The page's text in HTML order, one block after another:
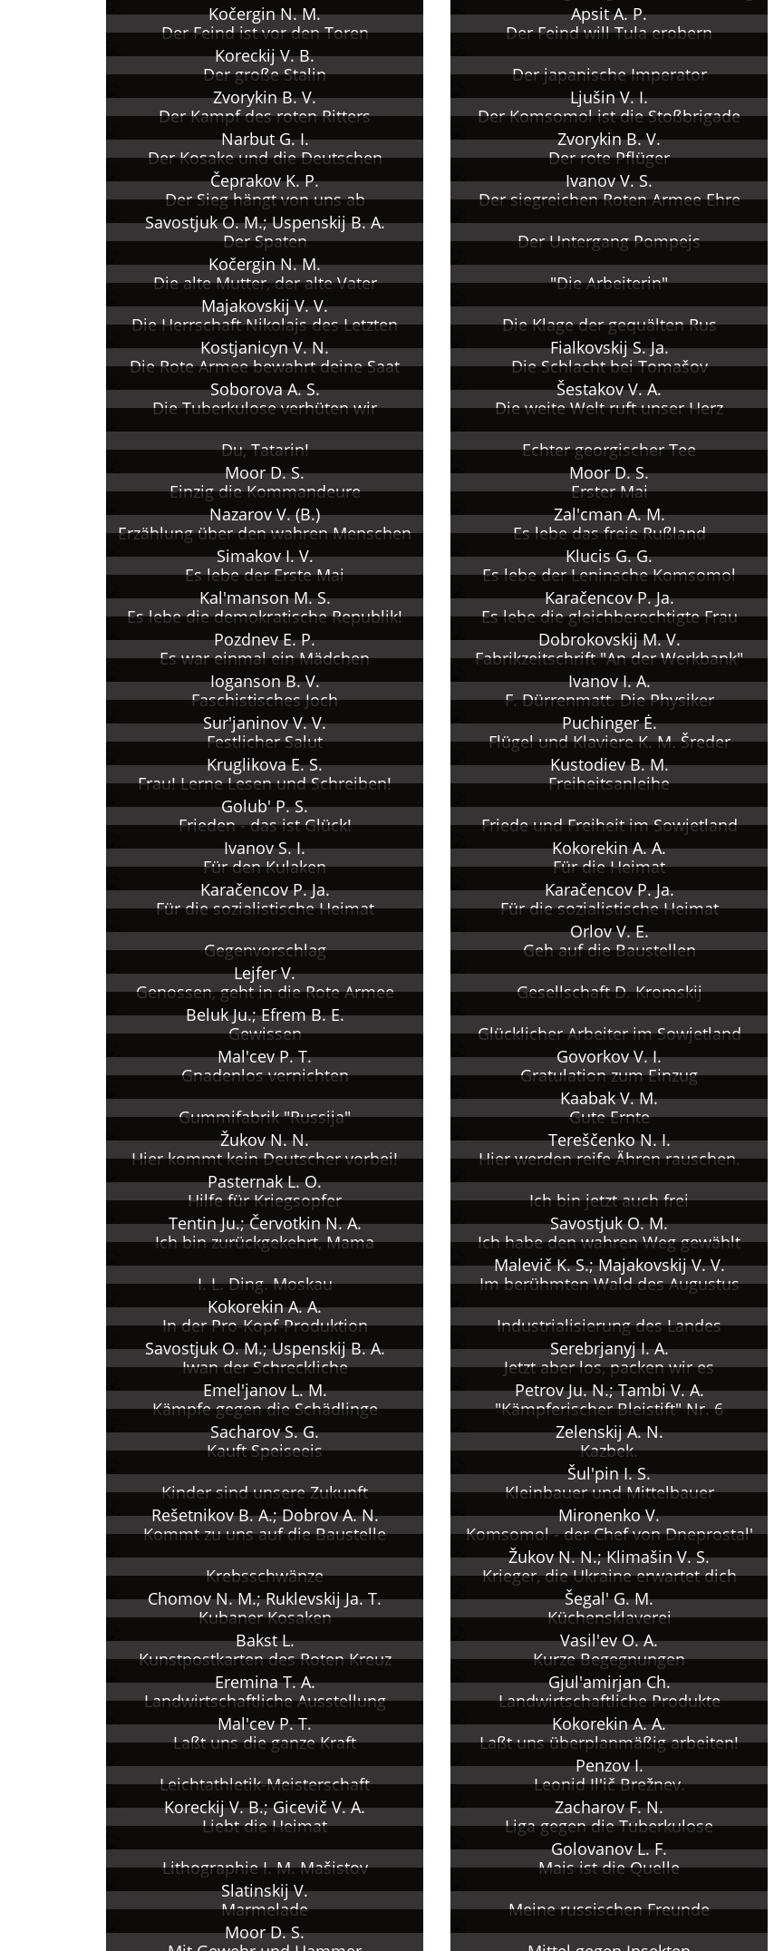
Kočergin N. M.
Der Feind ist vor den Toren
Apsit A. P.
Der Feind will Tula erobern
Koreckij V. B.
Der große Stalin
Der japanische Imperator
Zvorykin B. V.
Der Kampf des roten Ritters
Ljušin V. I.
Der Komsomol ist die Stoßbrigade
Narbut G. I.
Der Kosake und die Deutschen
Zvorykin B. V.
Der rote Pflüger
Čeprakov K. P.
Der Sieg hängt von uns ab
Ivanov V. S.
Der siegreichen Roten Armee Ehre
Savostjuk O. M.; Uspenskij B. A.
Der Spaten
Der Untergang Pompejs
Kočergin N. M.
Die alte Mutter, der alte Vater
"Die Arbeiterin"
Majakovskij V. V.
Die Herrschaft Nikolajs des Letzten
Die Klage der gequälten Rus
Kostjanicyn V. N.
Die Rote Armee bewahrt deine Saat
Fialkovskij S. Ja.
Die Schlacht bei Tomašov
Soborova A. S.
Die Tuberkulose verhüten wir
Šestakov V. A.
Die weite Welt ruft unser Herz
Du, Tatarin!
Echter georgischer Tee
Moor D. S.
Einzig die Kommandeure
Moor D. S.
Erster Mai
Nazarov V. (B.)
Erzählung über den wahren Menschen
Zal'cman A. M.
Es lebe das freie Rußland
Simakov I. V.
Es lebe der Erste Mai
Klucis G. G.
Es lebe der Leninsche Komsomol
Kal'manson M. S.
Es lebe die demokratische Republik!
Karačencov P. Ja.
Es lebe die gleichberechtigte Frau
Pozdnev E. P.
Es war einmal ein Mädchen
Dobrokovskij M. V.
Fabrikzeitschrift "An der Werkbank"
Ioganson B. V.
Faschistisches Joch
Ivanov I. A.
F. Dürrenmatt. Die Physiker
Sur'janinov V. V.
Festlicher Salut
Puchinger Ė.
Flügel und Klaviere K. M. Šreder
Kruglikova E. S.
Frau! Lerne Lesen und Schreiben!
Kustodiev B. M.
Freiheitsanleihe
Golub' P. S.
Frieden - das ist Glück!
Friede und Freiheit im Sowjetland
Ivanov S. I.
Für den Kulaken
Kokorekin A. A.
Für die Heimat
Karačencov P. Ja.
Für die sozialistische Heimat
Karačencov P. Ja.
Für die sozialistische Heimat
Gegenvorschlag
Orlov V. E.
Geh auf die Baustellen
Lejfer V.
Genossen, geht in die Rote Armee
Gesellschaft D. Kromskij
Beluk Ju.; Efrem B. E.
Gewissen
Glücklicher Arbeiter im Sowjetland
Mal'cev P. T.
Gnadenlos vernichten
Govorkov V. I.
Gratulation zum Einzug
Gummifabrik "Russija"
Kaabak V. M.
Gute Ernte
Žukov N. N.
Hier kommt kein Deutscher vorbei!
Tereščenko N. I.
Hier werden reife Ähren rauschen.
Pasternak L. O.
Hilfe für Kriegsopfer
Ich bin jetzt auch frei
Tentin Ju.; Červotkin N. A.
Ich bin zurückgekehrt, Mama
Savostjuk O. M.
Ich habe den wahren Weg gewählt
I. L. Ding. Moskau
Malevič K. S.; Majakovskij V. V.
Im berühmten Wald des Augustus
Kokorekin A. A.
In der Pro-Kopf-Produktion
Industrialisierung des Landes
Savostjuk O. M.; Uspenskij B. A.
Iwan der Schreckliche
Serebrjanyj I. A.
Jetzt aber los, packen wir es
Emel'janov L. M.
Kämpfe gegen die Schädlinge
Petrov Ju. N.; Tambi V. A.
"Kämpferischer Bleistift" Nr. 6
Sacharov S. G.
Kauft Speiseeis
Zelenskij A. N.
Kazbek.
Kinder sind unsere Zukunft
Šul'pin I. S.
Kleinbauer und Mittelbauer
Rešetnikov B. A.; Dobrov A. N.
Kommt zu uns auf die Baustelle
Mironenko V.
Komsomol - der Chef von Dneprostal'
Krebsschwänze
Žukov N. N.; Klimašin V. S.
Krieger, die Ukraine erwartet dich
Chomov N. M.; Ruklevskij Ja. T.
Kubaner Kosaken
Šegal' G. M.
Küchensklaverei
Bakst L.
Kunstpostkarten des Roten Kreuz
Vasil'ev O. A.
Kurze Begegnungen
Eremina T. A.
Landwirtschaftliche Ausstellung
Gjul'amirjan Ch.
Landwirtschaftliche Produkte
Mal'cev P. T.
Laßt uns die ganze Kraft
Kokorekin A. A.
Laßt uns überplanmäßig arbeiten!
Leichtathletik-Meisterschaft
Penzov I.
Leonid Il'ič Brežnev.
Koreckij V. B.; Gicevič V. A.
Liebt die Heimat
Zacharov F. N.
Liga gegen die Tuberkulose
Lithographie I. M. Mašistov
Golovanov L. F.
Mais ist die Quelle
Slatinskij V.
Marmelade
Meine russischen Freunde
Moor D. S.